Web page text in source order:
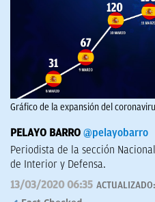
Gráfico de la expansión del
PELAYO BARRO @pelayobarro
Periodista de la sección
de Interior y Defensa.
13/03/2020 06:35 ACTUALIZADO: